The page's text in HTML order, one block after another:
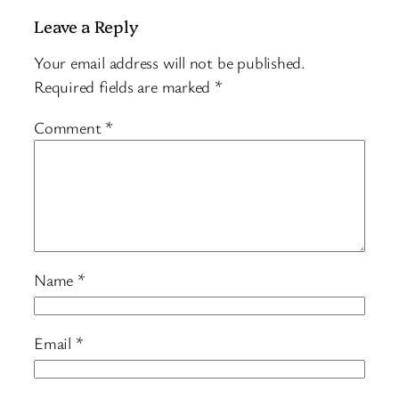
Leave a Reply
Your email address will not be published.
Required fields are marked *
Comment *
Name *
Email *